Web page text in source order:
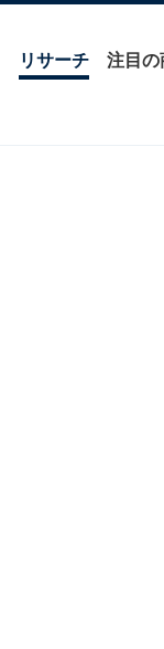
リサーチ 注目の